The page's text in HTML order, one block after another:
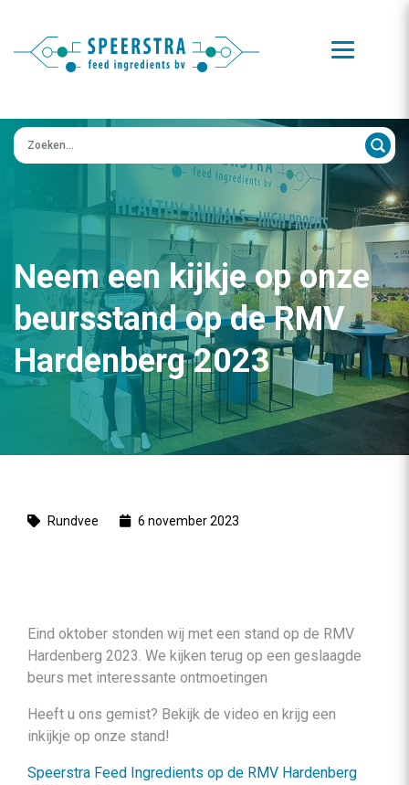
Zoeken op:
Neem een kijkje op onze
beursstand op de RMV
Hardenberg 2023
Rundvee 6 november 2023
Eind oktober stonden wij met een stand op de RMV
Hardenberg 2023. We kijken terug op een geslaagde
beurs met interessante ontmoetingen
Heeft u ons gemist? Bekijk de video en krijg een
inkijkje op onze stand!
Speerstra Feed Ingredients op de RMV Hardenberg